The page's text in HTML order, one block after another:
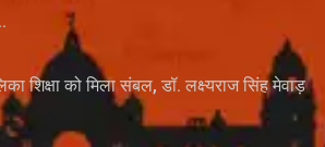
शिक्षा को मिला संबल, डॉ. लक्ष्यराज सिंह मेवाड़